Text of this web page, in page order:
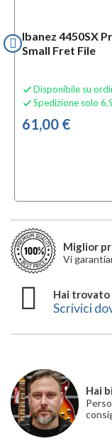
Ibanez 4450SX
Small Fret File
 Disponibile su
 Spedizione solo
61,00 €
Miglior
Vi
Hai trovato
Scrivici
Hai